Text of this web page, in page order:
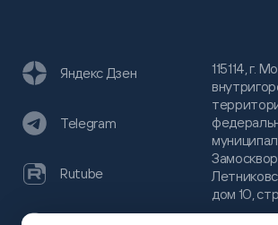
115114, г.
дом 10,
Яндекс Дзен
Telegram
Rutube